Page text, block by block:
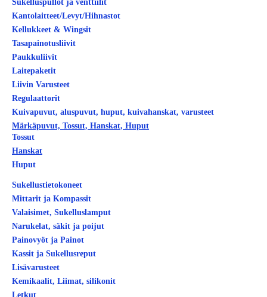
Sukelluspullot ja venttiilit
Kantolaitteet/Levyt/Hihnastot
Kellukkeet & Wingsit
Tasapainotusliivit
Paukkuliivit
Laitepaketit
Liivin Varusteet
Regulaattorit
Kuivapuvut, aluspuvut, huput, kuivahanskat, varusteet
Märkäpuvut, Tossut, Hanskat, Huput
Tossut
Hanskat
Huput
Sukellustietokoneet
Mittarit ja Kompassit
Valaisimet, Sukelluslamput
Narukelat, säkit ja poijut
Painovyöt ja Painot
Kassit ja Sukellusreput
Lisävarusteet
Kemikaalit, Liimat, silikonit
Letkut